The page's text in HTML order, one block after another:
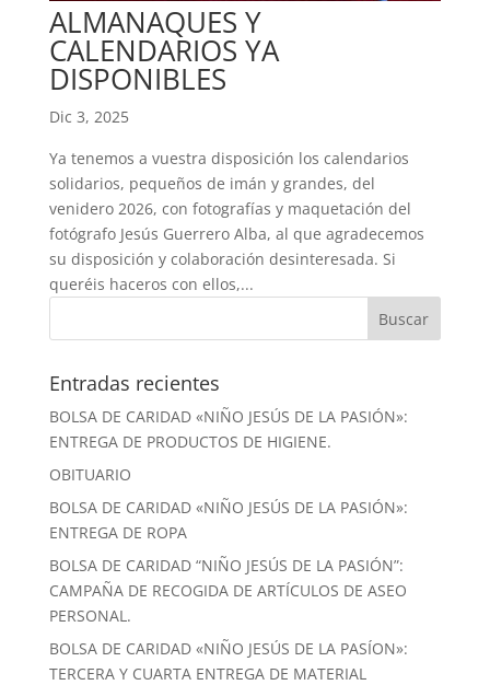
ALMANAQUES Y
CALENDARIOS YA
DISPONIBLES
Dic 3, 2025
Ya tenemos a vuestra disposición los calendarios
solidarios, pequeños de imán y grandes, del
venidero 2026, con fotografías y maquetación del
fotógrafo Jesús Guerrero Alba, al que agradecemos
su disposición y colaboración desinteresada. Si
queréis haceros con ellos,...
Entradas recientes
BOLSA DE CARIDAD «NIÑO JESÚS DE LA PASIÓN»:
ENTREGA DE PRODUCTOS DE HIGIENE.
OBITUARIO
BOLSA DE CARIDAD «NIÑO JESÚS DE LA PASIÓN»:
ENTREGA DE ROPA
BOLSA DE CARIDAD “NIÑO JESÚS DE LA PASIÓN”:
CAMPAÑA DE RECOGIDA DE ARTÍCULOS DE ASEO
PERSONAL.
BOLSA DE CARIDAD «NIÑO JESÚS DE LA PASÍON»:
TERCERA Y CUARTA ENTREGA DE MATERIAL